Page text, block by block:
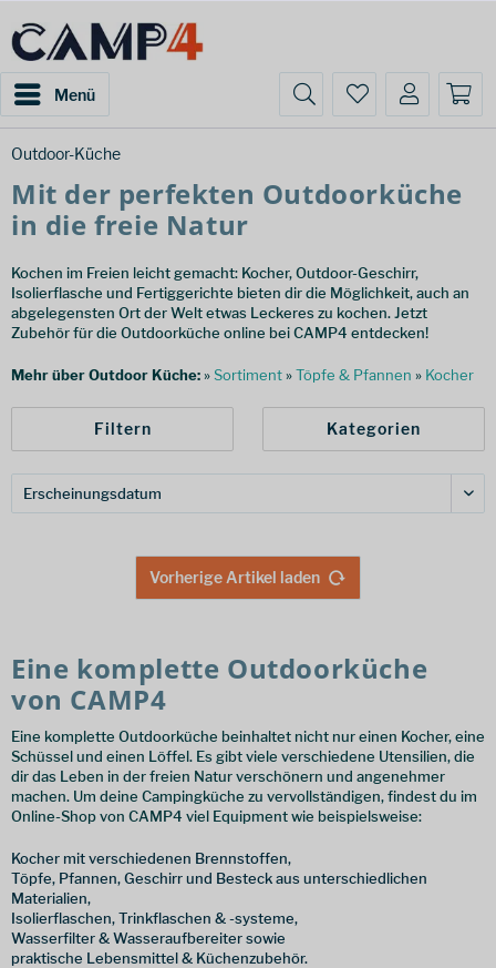
Menü
Outdoor-Küche
Mit der perfekten Outdoorküche
in die freie Natur
Kochen im Freien leicht gemacht: Kocher, Outdoor-Geschirr,
Isolierflasche und Fertiggerichte bieten dir die Möglichkeit, auch an
abgelegensten Ort der Welt etwas Leckeres zu kochen. Jetzt
Zubehör für die Outdoorküche online bei CAMP4 entdecken!
Mehr über Outdoor Küche:»Sortiment»Töpfe & Pfannen » Kocher
Filtern Kategorien
Vorherige Artikel laden
Eine komplette Outdoorküche
von CAMP4
Eine komplette Outdoorküche beinhaltet nicht nur einen Kocher, eine
Schüssel und einen Löffel. Es gibt viele verschiedene Utensilien, die
dir das Leben in der freien Natur verschönern und angenehmer
machen. Um deine Campingküche zu vervollständigen, findest du im
Online-Shop von CAMP4 viel Equipment wie beispielsweise:
Kocher mit verschiedenen Brennstoffen,
Töpfe, Pfannen, Geschirr und Besteck aus unterschiedlichen
Materialien,
Isolierflaschen, Trinkflaschen & -systeme,
Wasserfilter & Wasseraufbereiter sowie
praktische Lebensmittel & Küchenzubehör.